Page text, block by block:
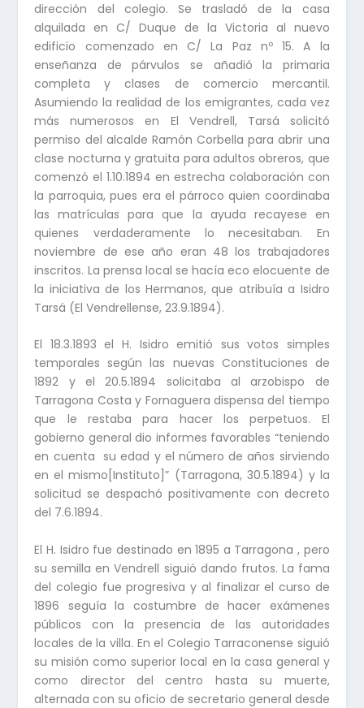
dirección del colegio. Se trasladó de la casa
alquilada en C/ Duque de la Victoria al nuevo
edificio comenzado en C/ La Paz nº 15. A la
enseñanza de párvulos se añadió la primaria
completa y clases de comercio mercantil.
Asumiendo la realidad de los emigrantes, cada vez
más numerosos en El Vendrell, Tarsá solicitó
permiso del alcalde Ramón Corbella para abrir una
clase nocturna y gratuita para adultos obreros, que
comenzó el 1.10.1894 en estrecha colaboración con
la parroquia, pues era el párroco quien coordinaba
las matrículas para que la ayuda recayese en
quienes verdaderamente lo necesitaban. En
noviembre de ese año eran 48 los trabajadores
inscritos. La prensa local se hacía eco elocuente de
la iniciativa de los Hermanos, que atribuía a Isidro
Tarsá (El Vendrellense, 23.9.1894).
El 18.3.1893 el H. Isidro emitió sus votos simples
temporales según las nuevas Constituciones de
1892 y el 20.5.1894 solicitaba al arzobispo de
Tarragona Costa y Fornaguera dispensa del tiempo
que le restaba para hacer los perpetuos. El
gobierno general dio informes favorables “teniendo
en cuenta su edad y el número de años sirviendo
en el mismo[Instituto]” (Tarragona, 30.5.1894) y la
solicitud se despachó positivamente con decreto
del 7.6.1894.
El H. Isidro fue destinado en 1895 a Tarragona , pero
su semilla en Vendrell siguió dando frutos. La fama
del colegio fue progresiva y al finalizar el curso de
1896 seguía la costumbre de hacer exámenes
públicos con la presencia de las autoridades
locales de la villa. En el Colegio Tarraconense siguió
su misión como superior local en la casa general y
como director del centro hasta su muerte,
alternada con su oficio de secretario general desde